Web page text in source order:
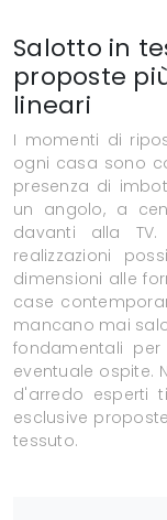
Salotto in
proposte
lineari
I momenti di
ogni casa sono
presenza di
un angolo, a
davanti alla
realizzazioni
dimensioni alle
case
mancano mai
fondamentali
eventuale ospite.
d'arredo esperti
esclusive
tessuto.